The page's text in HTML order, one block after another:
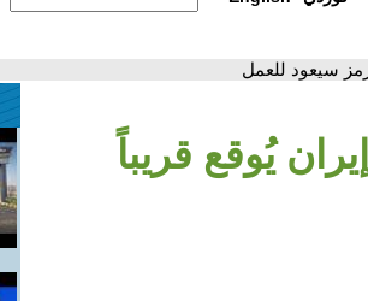
سيعود للعمل
يُوقع قريباً